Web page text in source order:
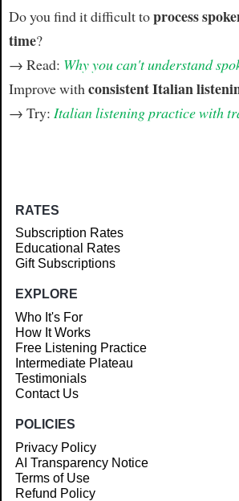
Do you find it difficult toprocess
time?
→ Read: Why you can't understand
Improve withconsistent Italian
→ Try: Italian listening practice with
RATES
Subscription Rates
Educational Rates
Gift Subscriptions
EXPLORE
Who It's For
How It Works
Free Listening Practice
Intermediate Plateau
Testimonials
Contact Us
POLICIES
Privacy Policy
AI Transparency Notice
Terms of Use
Refund Policy